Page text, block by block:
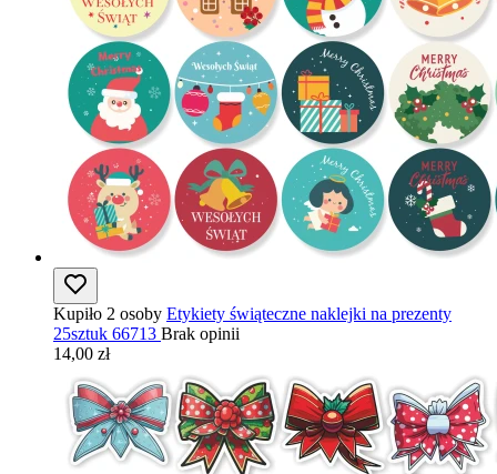
Kupiło 2 osoby Etykiety świąteczne naklejki na prezenty
25sztuk 66713 Brak opinii
14,00 zł